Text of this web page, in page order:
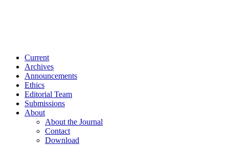
Current
Archives
Announcements
Ethics
Editorial Team
Submissions
About
About the Journal
Contact
Download